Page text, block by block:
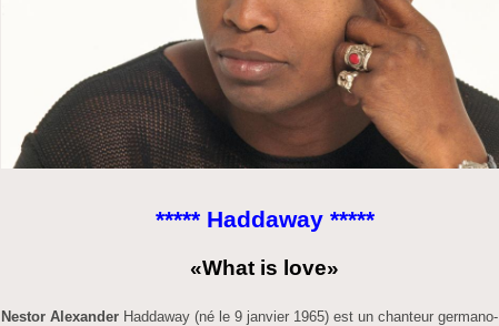
***** Haddaway *****
«What is love»
Nestor Alexander Haddaway (né le 9 janvier 1965) est un chanteur germano-